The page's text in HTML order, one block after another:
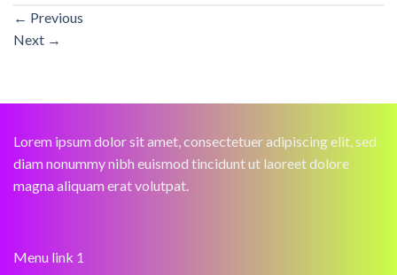
← Previous
Next →
Lorem ipsum dolor sit amet, consectetuer adipiscing elit, sed
diam nonummy nibh euismod tincidunt ut laoreet dolore
magna aliquam erat volutpat.
Menu link 1